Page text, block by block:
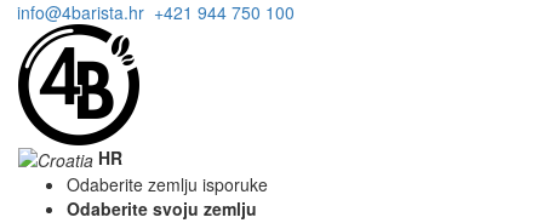
info@4barista.hr +421 944 750 100
HR
Odaberite zemlju isporuke
Odaberite svoju zemlju